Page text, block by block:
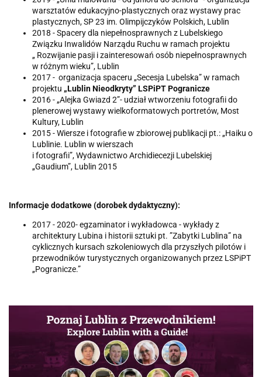
warsztatów edukacyjno-plastycznych oraz wystawy prac
plastycznych, SP 23 im. Olimpijczyków Polskich, Lublin
2018 - Spacery dla niepełnosprawnych z Lubelskiego
Związku Inwalidów Narządu Ruchu w ramach projektu
„ Rozwijanie pasji i zainteresowań osób niepełnosprawnych
w różnym wieku”, Lublin
2017 - organizacja spaceru „Secesja Lubelska” w ramach
projektu „Lublin Nieodkryty” LSPiPT Pogranicze
2016 - „Alejka Gwiazd 2”- udział wtworzeniu fotografii do
plenerowej wystawy wielkoformatowych portretów, Most
Kultury, Lublin
2015 - Wiersze i fotografie w zbiorowej publikacji pt.: „Haiku o
Lublinie. Lublin w wierszach
i fotografii”, Wydawnictwo Archidiecezji Lubelskiej
„Gaudium”, Lublin 2015
Informacje dodatkowe (dorobek dydaktyczny):
2017 - 2020- egzaminator i wykładowca - wykłady z
architektury Lubina i historii sztuki pt. ”Zabytki Lublina” na
cyklicznych kursach szkoleniowych dla przyszłych pilotów i
przewodników turystycznych organizowanych przez LSPiPT
„Pogranicze.”